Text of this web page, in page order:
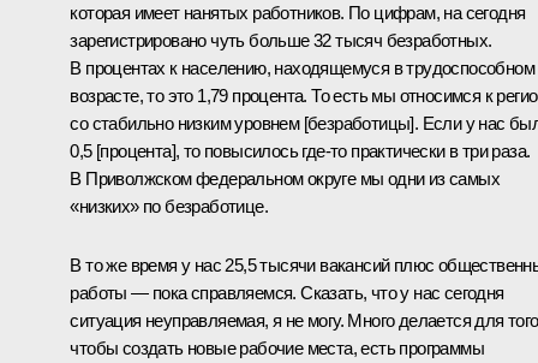
которая имеет нанятых работников. По цифрам, на сегодня
зарегистрировано чуть больше 32 тысяч безработных.
В процентах к населению, находящемуся в трудоспособном
возрасте, то это 1,79 процента. То есть мы относимся к
со стабильно низким уровнем [безработицы]. Если у нас
0,5 [процента], то повысилось где‑то практически в три раза.
В Приволжском федеральном округе мы одни из самых
«низких» по безработице.
В то же время у нас 25,5 тысячи вакансий плюс
работы — пока справляемся. Сказать, что у нас сегодня
ситуация неуправляемая, я не могу. Много делается для
чтобы создать новые рабочие места, есть программы